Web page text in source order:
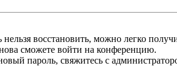
восстановить, можно легко
сможете войти на конференцию.
пароль, свяжитесь с